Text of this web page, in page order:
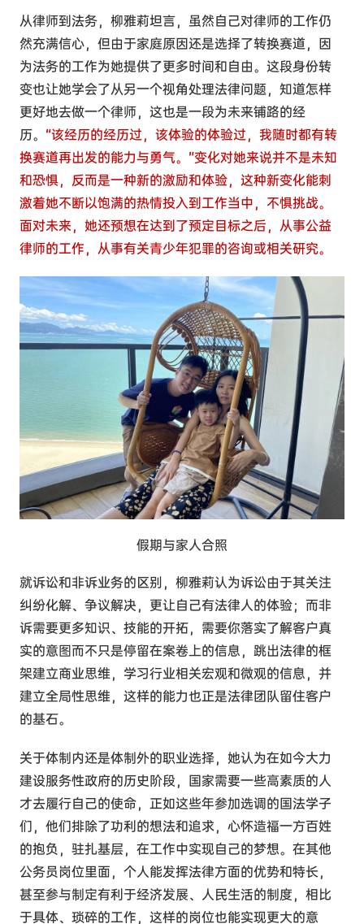
从律师到法务，柳雅莉坦言，虽然自己对律师的工作仍
然充满信心，但由于家庭原因还是选择了转换赛道，因
为法务的工作为她提供了更多时间和自由。这段身份转
变也让她学会了从另一个视角处理法律问题，知道怎样
更好地去做一个律师，这也是一段为未来铺路的经
历。 “该经历的经历过，该体验的体验过，我随时都有转
换赛道再出发的能力与勇气。”变化对她来说并不是未知
和恐惧，反而是一种新的激励和体验，这种新变化能刺
激着她不断以饱满的热情投入到工作当中，不惧挑战。
面对未来，她还预想在达到了预定目标之后，从事公益
律师的工作，从事有关青少年犯罪的咨询或相关研究。
假期与家人合照
就诉讼和非诉业务的区别，柳雅莉认为诉讼由于其关注
纠纷化解、争议解决，更让自己有法律人的体验；而非
诉需要更多知识、技能的开拓，需要你落实了解客户真
实的意图而不只是停留在案卷上的信息，跳出法律的框
架建立商业思维，学习行业相关宏观和微观的信息，并
建立全局性思维，这样的能力也正是法律团队留住客户
的基石。
关于体制内还是体制外的职业选择，她认为在如今大力
建设服务性政府的历史阶段，国家需要一些高素质的人
才去履行自己的使命，正如这些年参加选调的国法学子
们，他们排除了功利的想法和追求，心怀造福一方百姓
的抱负，驻扎基层，在工作中实现自己的梦想。在其他
公务员岗位里面，个人能发挥法律方面的优势和特长，
甚至参与制定有利于经济发展、人民生活的制度，相比
于具体、琐碎的工作，这样的岗位也能实现更大的意